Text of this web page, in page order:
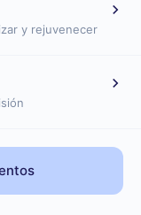
y rejuvenecer